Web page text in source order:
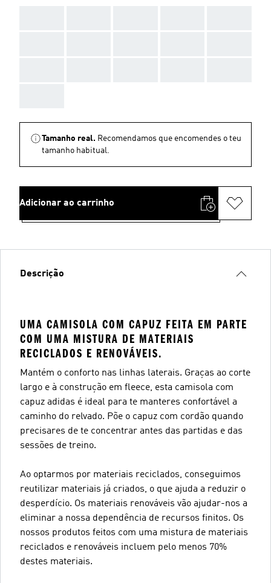
Tamanho real. Recomendamos que encomendes o teu
tamanho habitual.
Adicionar ao carrinho
Descrição
UMA CAMISOLA COM CAPUZ FEITA EM PARTE
COM UMA MISTURA DE MATERIAIS
RECICLADOS E RENOVÁVEIS.
Mantém o conforto nas linhas laterais. Graças ao corte
largo e à construção em fleece, esta camisola com
capuz adidas é ideal para te manteres confortável a
caminho do relvado. Põe o capuz com cordão quando
precisares de te concentrar antes das partidas e das
sessões de treino.
Ao optarmos por materiais reciclados, conseguimos
reutilizar materiais já criados, o que ajuda a reduzir o
desperdício. Os materiais renováveis vão ajudar-nos a
eliminar a nossa dependência de recursos finitos. Os
nossos produtos feitos com uma mistura de materiais
reciclados e renováveis incluem pelo menos 70%
destes materiais.